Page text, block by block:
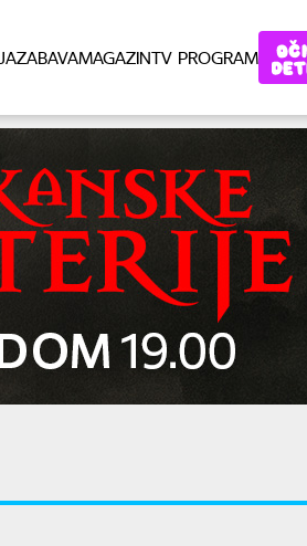
ZABAVAMAGAZINTV PROGRAM